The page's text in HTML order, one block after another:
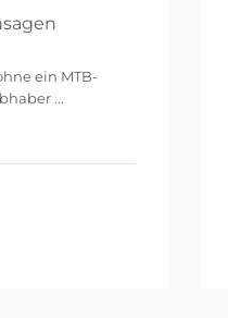
ein MTB-
...